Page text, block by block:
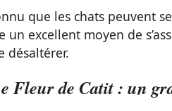
que les chats peuvent
un excellent moyen de
désaltérer.
Fleur de Catit : un